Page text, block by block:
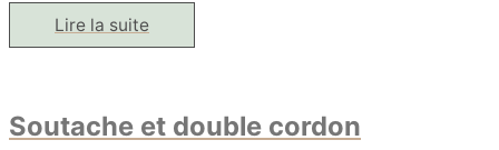
«
Accommoder
les
design
circulaire
Lire la suite
Soutache et double cordon